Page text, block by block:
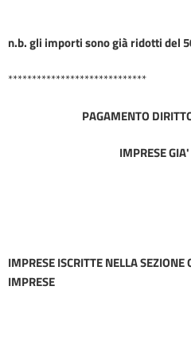
n.b. gli importi sono già ridotti del
*****************************
PAGAMENTO
IMPRESE
IMPRESE ISCRITTE NELLA
IMPRESE